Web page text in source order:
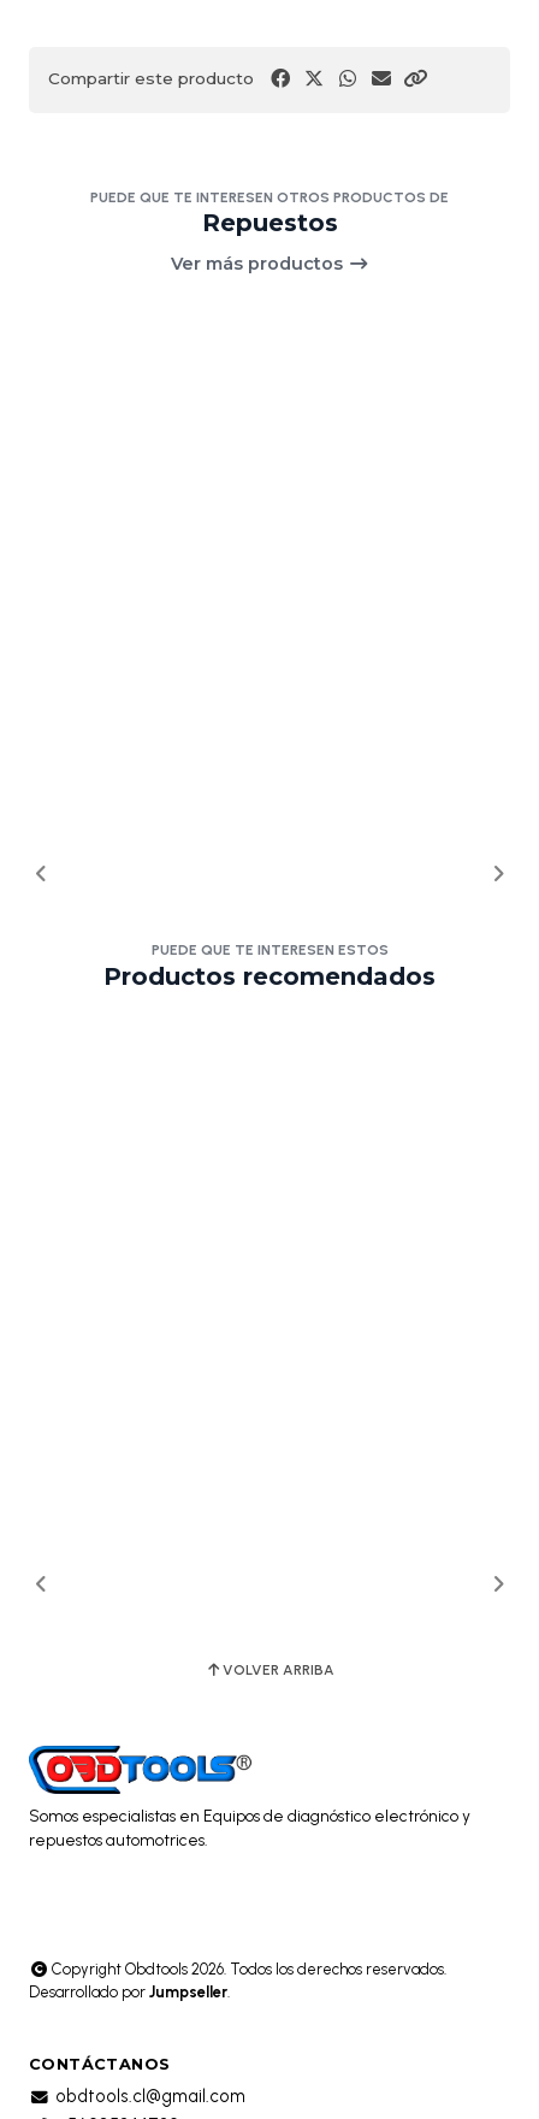
Compartir este producto
PUEDE QUE TE INTERESEN OTROS PRODUCTOS DE
Repuestos
Ver más productos
PUEDE QUE TE INTERESEN ESTOS
Productos recomendados
VOLVER ARRIBA
Somos especialistas en Equipos de diagnóstico electrónico y
repuestos automotrices.
Copyright Obdtools 2026. Todos los derechos reservados.
Desarrollado por Jumpseller.
CONTÁCTANOS
obdtools.cl@gmail.com